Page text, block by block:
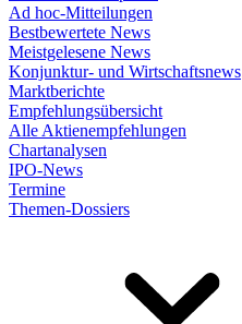
Ad hoc-Mitteilungen
Bestbewertete News
Meistgelesene News
Konjunktur- und Wirtschaftsnews
Marktberichte
Empfehlungsübersicht
Alle Aktienempfehlungen
Chartanalysen
IPO-News
Termine
Themen-Dossiers